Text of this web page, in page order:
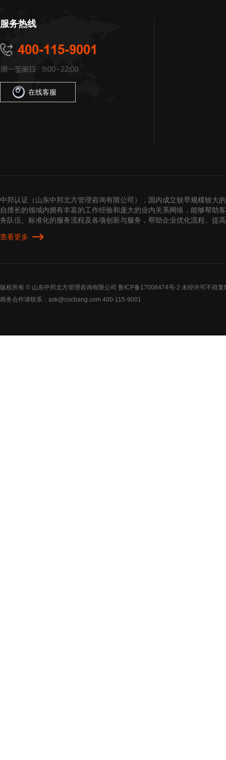
服务热线
在线客服
中邦认证（山东中邦北方管理咨询有限公司），国内成立较早规模较大
自擅长的领域内拥有丰富的工作经验和庞大的业内关系网络，能够帮助
务队伍、标准化的服务流程及各项创新与服务，帮助企业优化流程、提
查看更多
版权所有 © 山东中邦北方管理咨询有限公司 鲁ICP备17008474号-2 未经许可不得复
商务合作请联系：ask@cocbang.com 400-115-9001